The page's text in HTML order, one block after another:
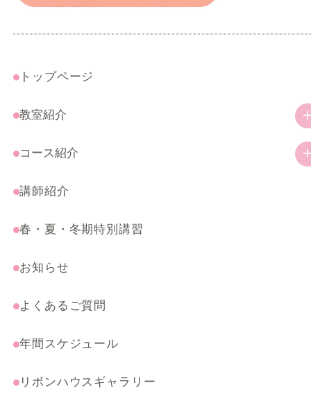
トップページ
教室紹介
教室の特徴
アクセス
コース紹介
幼児・小学生コース
受験・特別コース
まんがテクニック応用講座
講師紹介
春・夏・冬期特別講習
お知らせ
よくあるご質問
年間スケジュール
リボンハウスギャラリー